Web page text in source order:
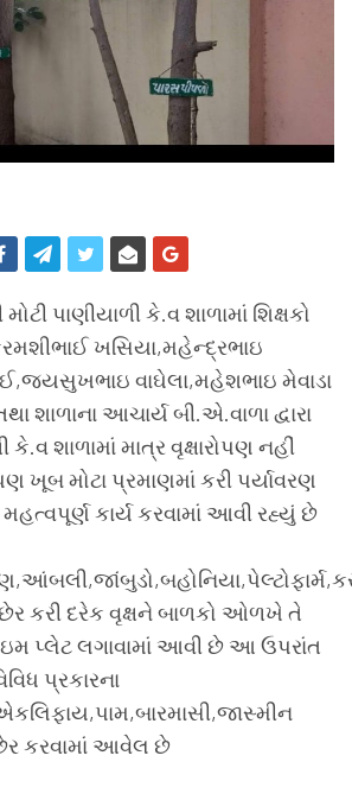
મોટી પાણીયાળી કે.વ શાળામાં શિક્ષકો
ખસિયા,મહેન્દ્રભાઇ
વાઘેલા,મહેશભાઇ મેવાડા
શાળાના આચાર્ય બી.એ.વાળા દ્વારા
કે.વ શાળામાં માત્ર વૃક્ષારોપણ નહીં
ખૂબ મોટા પ્રમાણમાં કરી પર્યાવરણ
કાર્ય કરવામાં આવી રહ્યું છે
કરી દરેક વૃક્ષને બાળકો ઓળખે તે
પ્લેટ લગાવામાં આવી છે આ ઉપરાંત
પ્રકારના
કરવામાં આવેલ છે